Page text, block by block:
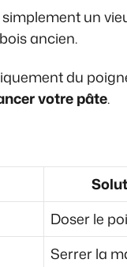
un
ancien.
du
votre pâte.
Doser le
Serrer la